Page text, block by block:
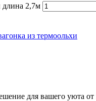
длина 2,7м
из термоольхи
для вашего уюта